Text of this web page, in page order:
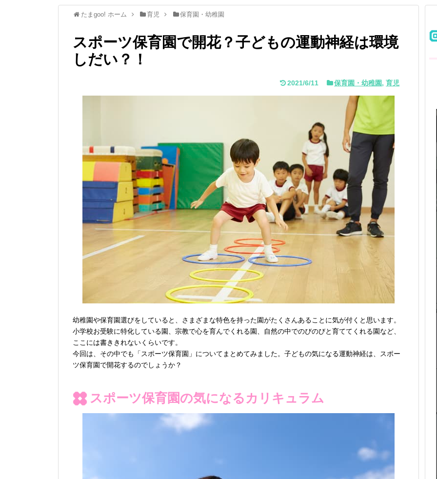
たまgoo! ホーム 育児 保育園・幼稚園
スポーツ保育園で開花？子どもの運動神経は環境
しだい？！
2021/6/11 保育園・幼稚園,育児
幼稚園や保育園選びをしていると、さまざまな特色を持った園がたくさんあることに気が付くと思います。
小学校お受験に特化している園、宗教で心を育んでくれる園、自然の中でのびのびと育ててくれる園など、
ここには書ききれないくらいです。
今回は、その中でも「スポーツ保育園」についてまとめてみました。子どもの気になる運動神経は、スポー
ツ保育園で開花するのでしょうか？
スポーツ保育園の気になるカリキュラム